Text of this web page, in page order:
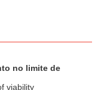
no limite de
viability